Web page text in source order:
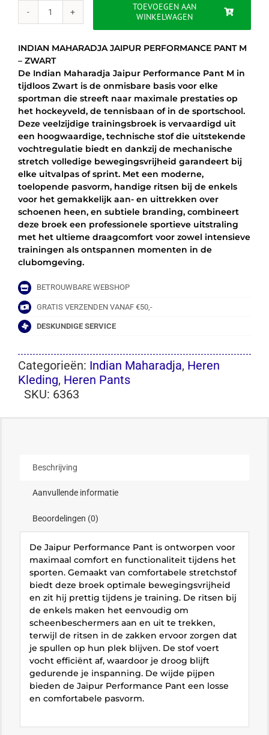
INDIAN
MAHARADJA
ZWART
aantal
TOEVOEGEN AAN
WINKELWAGEN
INDIAN MAHARADJA JAIPUR PERFORMANCE PANT M
– ZWART
De Indian Maharadja Jaipur Performance Pant M in
tijdloos Zwart is de onmisbare basis voor elke
sportman die streeft naar maximale prestaties op
het hockeyveld, de tennisbaan of in de sportschool.
Deze veelzijdige trainingsbroek is vervaardigd uit
een hoogwaardige, technische stof die uitstekende
vochtregulatie biedt en dankzij de mechanische
stretch volledige bewegingsvrijheid garandeert bij
elke uitvalpas of sprint. Met een moderne,
toelopende pasvorm, handige ritsen bij de enkels
voor het gemakkelijk aan- en uittrekken over
schoenen heen, en subtiele branding, combineert
deze broek een professionele sportieve uitstraling
met het ultieme draagcomfort voor zowel intensieve
trainingen als ontspannen momenten in de
clubomgeving.
BETROUWBARE WEBSHOP
GRATIS VERZENDEN VANAF €50,-
DESKUNDIGE SERVICE
Categorieën: Indian Maharadja, Heren
Kleding, Heren Pants
SKU: 6363
Beschrijving
Aanvullende informatie
Beoordelingen (0)
De Jaipur Performance Pant is ontworpen voor
maximaal comfort en functionaliteit tijdens het
sporten. Gemaakt van comfortabele stretchstof
biedt deze broek optimale bewegingsvrijheid
en zit hij prettig tijdens je training. De ritsen bij
de enkels maken het eenvoudig om
scheenbeschermers aan en uit te trekken,
terwijl de ritsen in de zakken ervoor zorgen dat
je spullen op hun plek blijven. De stof voert
vocht efficiënt af, waardoor je droog blijft
gedurende je inspanning. De wijde pijpen
bieden de Jaipur Performance Pant een losse
en comfortabele pasvorm.